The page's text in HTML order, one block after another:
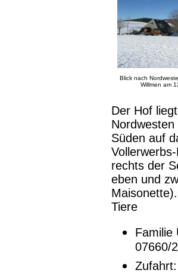
Blick nach
Willmen am 1
Der Hof
Süden auf
rechts der
eben und
Tiere
Familie
07660/